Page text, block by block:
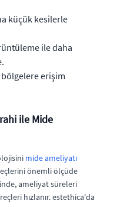
küçük kesilerle
ile daha
bölgelere erişim
ile Mide
mide ameliyatı
önemli ölçüde
ameliyat süreleri
hızlanır. estethica'da